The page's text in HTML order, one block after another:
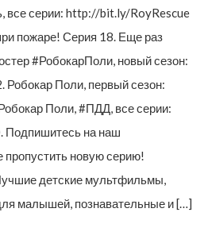
все серии: http://bit.ly/RoyRescue
пожаре! Серия 18. Еще раз
#РобокарПоли, новый сезон:
Поли, первый сезон:
Поли, #ПДД, все серии:
на наш
пропустить новую серию!
детские мультфильмы,
малышей, познавательные и […]